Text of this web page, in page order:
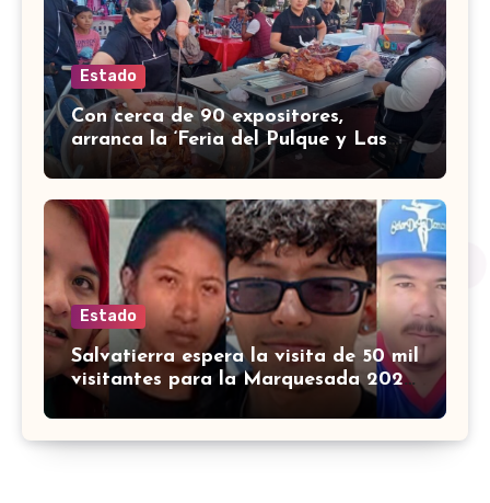
Estado
Con cerca de 90 expositores,
arranca la ‘Feria del Pulque y Las
Carnitas 2026’ en Doctor Mora
Estado
Salvatierra espera la visita de 50 mil
visitantes para la Marquesada 2026
¿cuándo es?